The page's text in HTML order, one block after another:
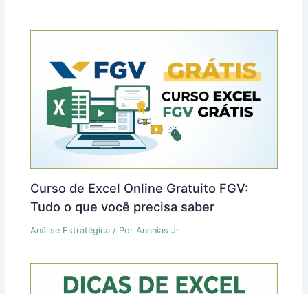
Curso de Excel Online Gratuito FGV:
Tudo o que você precisa saber
Análise Estratégica / PorAnanias Jr